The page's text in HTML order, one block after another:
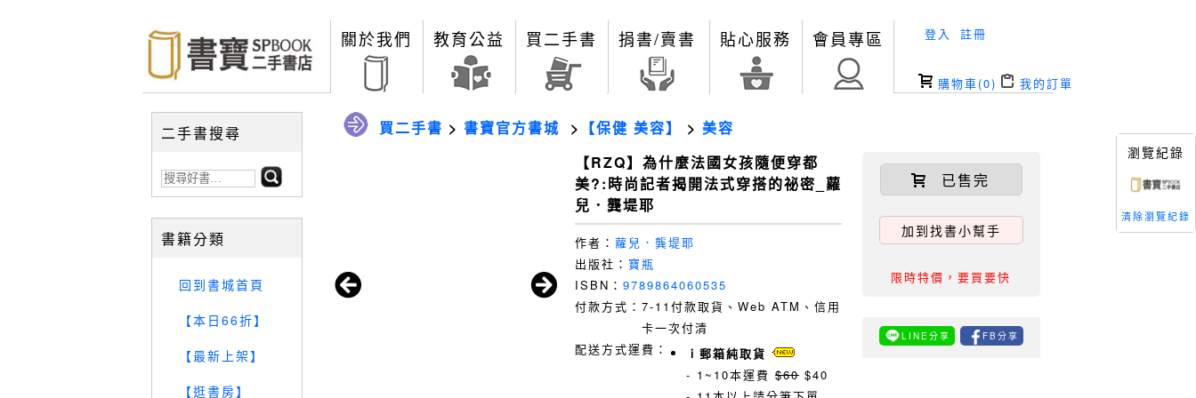
關於我們 教育公益 買二手書 捐書/賣書 貼心服務 會員專區 登入 註冊
購物車(0) 我的訂單
二手書搜尋
書籍分類
回到書城首頁
【本日66折】
【最新上架】
【逛書房】
買二手書 > 書寶官方書城 > 【保健 美容】 > 美容
【RZQ】為什麼法國女孩隨便穿都
美?:時尚記者揭開法式穿搭的祕密_蘿
兒．龔堤耶
作者： 蘿兒．龔堤耶
出版社： 寶瓶
ISBN： 9789864060535
付款方式： 7-11付款取貨、Web ATM、信用
卡一次付清
配送方式運費：
ｉ郵箱純取貨
- 1~10本運費 $60 $40
已售完
加到找書小幫手
限時特價，要買要快
LINE分享 FB分享
瀏覽紀錄
清除瀏覽紀錄